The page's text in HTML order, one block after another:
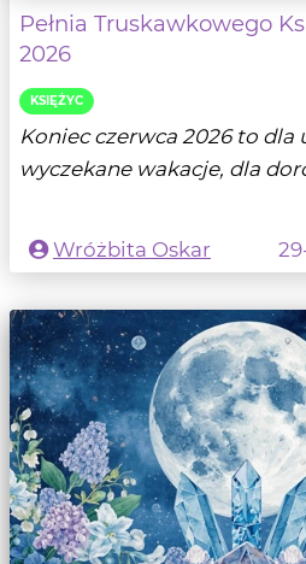
Pełnia Truskawkowego
2026
KSIĘŻYC
Koniec czerwca 2026 to dla
wyczekane wakacje, dla
Wróżbita Oskar